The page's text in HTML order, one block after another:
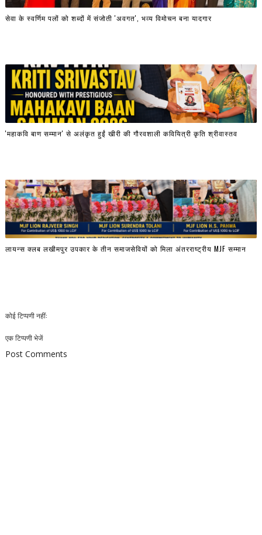
सेवा के स्वर्णिम पलों को शब्दों में संजोती 'अवगत', भव्य विमोचन बना यादगार
'महाकवि बाण सम्मान' से अलंकृत हुईं खीरी की गौरवशाली कवियित्री कृति श्रीवास्तव
लायन्स क्लब लखीमपुर उपकार के तीन समाजसेवियों को मिला अंतरराष्ट्रीय MJF सम्मान
कोई टिप्पणी नहीं:
एक टिप्पणी भेजें
Post Comments